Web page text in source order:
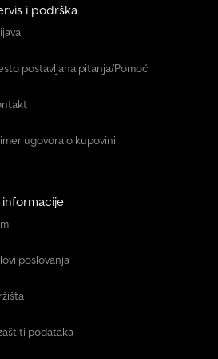
i podrška
postavljana pitanja/Pomoć
ugovora o kupovini
informacije
poslovanja
podataka